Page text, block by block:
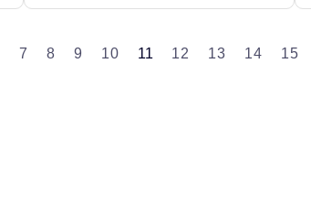
7 8 9 10 11 12 13 14 15